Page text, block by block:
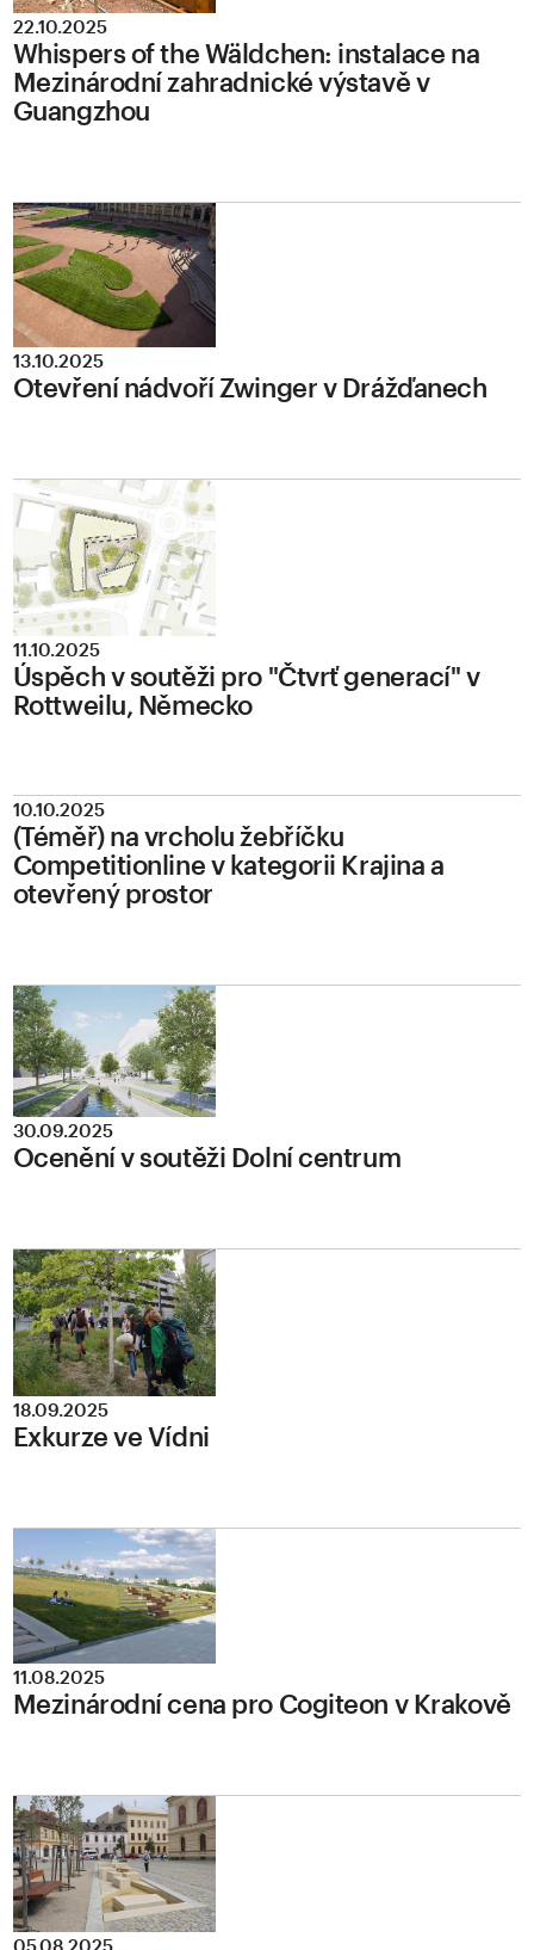
22.10.2025
Whispers of the Wäldchen: instalace na
Mezinárodní zahradnické výstavě v
Guangzhou
13.10.2025
Otevření nádvoří Zwinger v Drážďanech
11.10.2025
Úspěch v soutěži pro "Čtvrť generací" v
Rottweilu, Německo
10.10.2025
(Téměř) na vrcholu žebříčku
Competitionline v kategorii Krajina a
otevřený prostor
30.09.2025
Ocenění v soutěži Dolní centrum
18.09.2025
Exkurze ve Vídni
11.08.2025
Mezinárodní cena pro Cogiteon v Krakově
05.08.2025